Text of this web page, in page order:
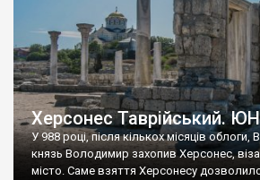
Херсонес Таврійський.
У 988 році, після кількох місяців облоги,
князь Володимир захопив Херсонес,
місто. Саме взяття Херсонесу